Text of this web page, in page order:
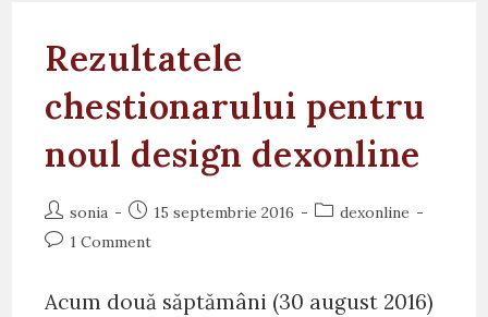
Rezultatele
chestionarului pentru
noul design dexonline
Post
author:
sonia
Post
published:
15 septembrie 2016
Postdexonline
Post1 Comment
Acum două săptămâni (30 august 2016)